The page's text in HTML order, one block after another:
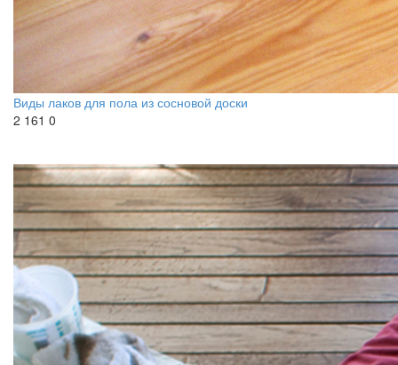
Виды лаков для пола из сосновой доски
2 161 0